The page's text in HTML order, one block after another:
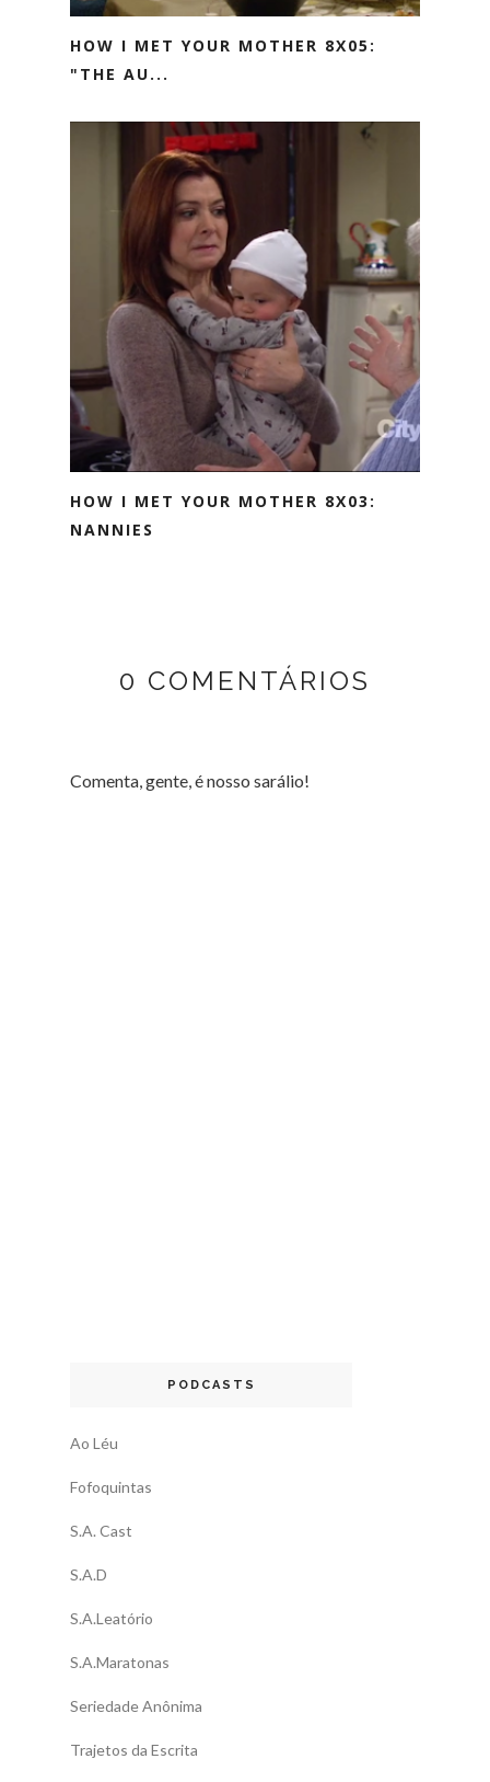
HOW I MET YOUR MOTHER 8X05:
"THE AU...
HOW I MET YOUR MOTHER 8X03:
NANNIES
0 COMENTÁRIOS
Comenta, gente, é nosso sarálio!
PODCASTS
Ao Léu
Fofoquintas
S.A. Cast
S.A.D
S.A.Leatório
S.A.Maratonas
Seriedade Anônima
Trajetos da Escrita